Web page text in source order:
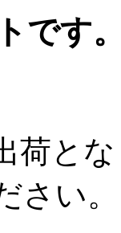
トで
荷と
さい。